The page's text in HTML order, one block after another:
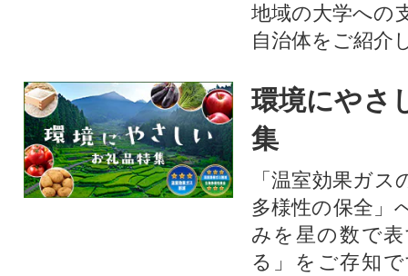
地域の大学への
自治体をご紹介
環境にやさ
集
「温室効果ガ
多様性の保全」
みを星の数で
る」をご存知